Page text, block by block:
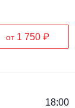
от 1 750 ₽
18:00